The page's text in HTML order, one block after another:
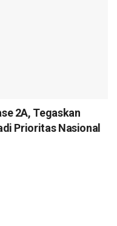
2A, Tegaskan
Prioritas Nasional